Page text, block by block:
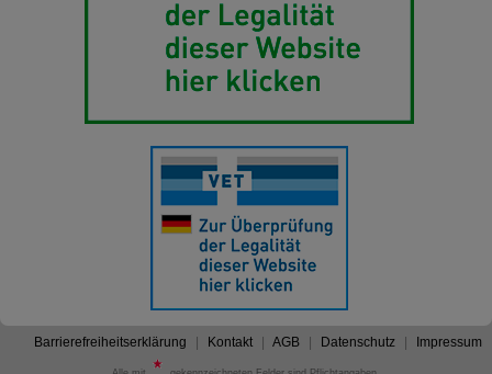
Barrierefreiheitserklärung Kontakt AGB Datenschutz Impressum